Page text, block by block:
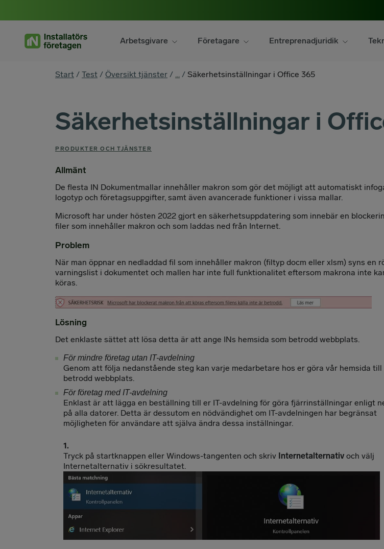
Arbetsgivare Företagare Entreprenadjuridik
You
Start / Test / Översikt tjänster / ... / Säkerhetsinställningar i Office 365
Säkerhetsinställningar i
PRODUKTER OCH TJÄNSTER
Allmänt
De flesta IN Dokumentmallar innehåller makron som gör det möjligt att automatiskt
logotyp och företagsuppgifter, samt även avancerade funktioner i vissa mallar.
Microsoft har under hösten 2022 gjort en säkerhetsuppdatering som innebär en
filer som innehåller makron och som laddas ned från Internet.
Problem
När man öppnar en nedladdad fil som innehåller makron (filtyp docm eller xlsm) syns en
varningslist i dokumentet och mallen har inte full funktionalitet eftersom makrona inte
köras.
Lösning
Det enklaste sättet att lösa detta är att ange INs hemsida som betrodd webbplats.
För mindre företag utan IT-avdelning
Genom att följa nedanstående steg kan varje medarbetare hos er göra vår hemsida till
betrodd webbplats.
För företag med IT-avdelning
Enklast är att lägga en beställning till er IT-avdelning för göra fjärrinställningar enligt
på alla datorer. Detta är dessutom en nödvändighet om IT-avdelningen har begränsat
möjligheten för användare att själva ändra dessa inställningar.
Tryck på startknappen eller Windows-tangenten och skriv Internetalternativ och välj
Internetalternativ i sökresultatet.